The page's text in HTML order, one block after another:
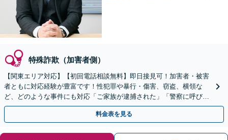
特殊詐欺（加害者側）
【関東エリア対応】【初回電話相談無料】即日接見可！加害者・被害
者ともに対応経験が豊富です！性犯罪や暴行・傷害、窃盗、横領な
ど、どのような事件にも対応「ご家族が逮捕された」「警察に呼び出
された」場合には、お早めにご相談ください
料金表を見る